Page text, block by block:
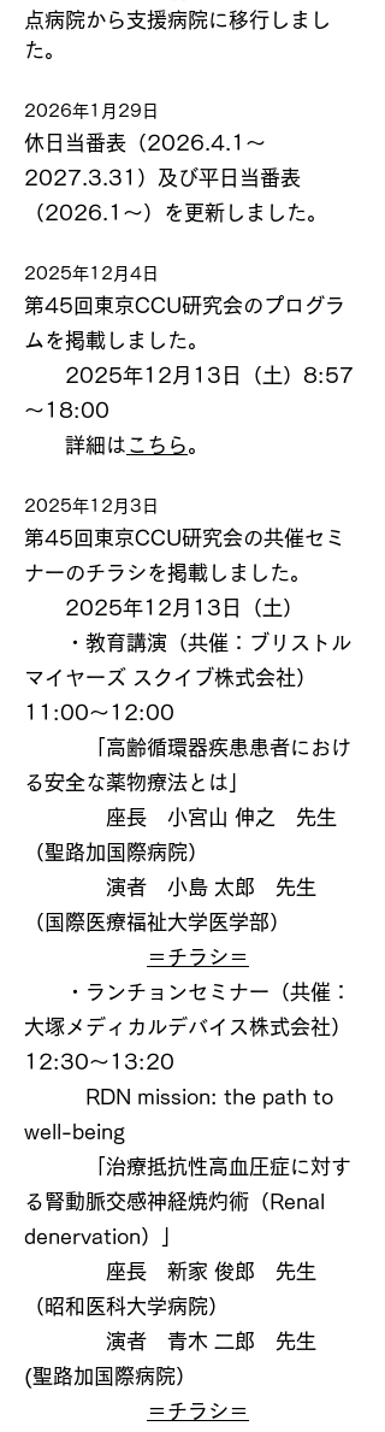
点病院から支援病院に移行しまし
た。
2026年1月29日
休日当番表（2026.4.1～
2027.3.31）及び平日当番表
（2026.1～）を更新しました。
2025年12月4日
第45回東京CCU研究会のプログラ
ムを掲載しました。
2025年12月13日（土）8:57
～18:00
詳細は こちら。
2025年12月3日
第45回東京CCU研究会の共催セミ
ナーのチラシを掲載しました。
2025年12月13日（土）
・教育講演（共催：ブリストル
マイヤーズ スクイブ株式会社）
11:00～12:00
「高齢循環器疾患患者におけ
る安全な薬物療法とは」
座長 小宮山 伸之 先生
（聖路加国際病院）
演者 小島 太郎 先生
（国際医療福祉大学医学部）
＝チラシ＝
・ランチョンセミナー（共催：
大塚メディカルデバイス株式会社）
12:30～13:20
RDN mission: the path to
well-being
「治療抵抗性高血圧症に対す
る腎動脈交感神経焼灼術（Renal
denervation）」
座長 新家 俊郎 先生
（昭和医科大学病院）
演者 青木 二郎 先生
(聖路加国際病院）
＝チラシ＝